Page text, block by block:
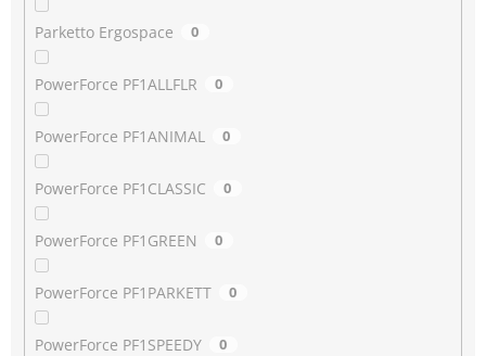
Parketto Ergospace 0
PowerForce PF1ALLFLR 0
PowerForce PF1ANIMAL 0
PowerForce PF1CLASSIC 0
PowerForce PF1GREEN 0
PowerForce PF1PARKETT 0
PowerForce PF1SPEEDY 0